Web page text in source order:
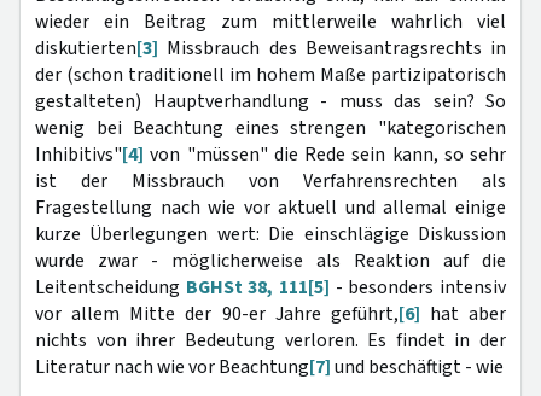
wieder ein Beitrag zum mittlerweile wahrlich viel
diskutierten[3] Missbrauch des Beweisantragsrechts in
der (schon traditionell im hohem Maße partizipatorisch
gestalteten) Hauptverhandlung - muss das sein? So
wenig bei Beachtung eines strengen "kategorischen
Inhibitivs"[4] von "müssen" die Rede sein kann, so sehr
ist der Missbrauch von Verfahrensrechten als
Fragestellung nach wie vor aktuell und allemal einige
kurze Überlegungen wert: Die einschlägige Diskussion
wurde zwar - möglicherweise als Reaktion auf die
Leitentscheidung BGHSt 38, 111[5] - besonders intensiv
vor allem Mitte der 90-er Jahre geführt,[6] hat aber
nichts von ihrer Bedeutung verloren. Es findet in der
Literatur nach wie vor Beachtung[7]und beschäftigt - wie